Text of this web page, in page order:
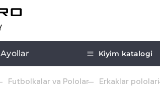
Ayollar Kiyim katalogi
Futbolkalar va Pololar Erkaklar pololari